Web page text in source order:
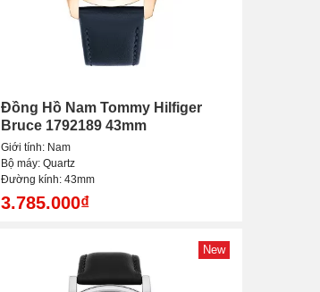
Đồng Hồ Nam Tommy Hilfiger
Bruce 1792189 43mm
Giới tính: Nam
Bộ máy: Quartz
Đường kính: 43mm
3.785.000₫
New